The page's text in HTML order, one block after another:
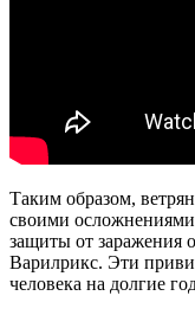
Таким образом,
своими осложнениями
защиты от заражения
Варилрикс. Эти
человека на долгие